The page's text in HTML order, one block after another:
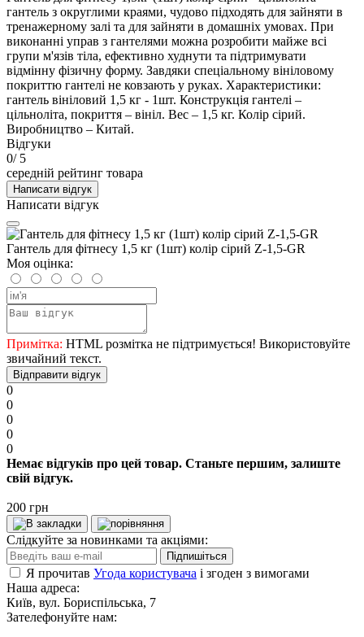
гантель з округлими краями, чудово підходять для зайняти в
тренажерному залі та для зайняти в домашніх умовах. При
виконанні управ з гантелями можна розробити майже всі
групи м'язів тіла, ефективно худнути та підтримувати
відмінну фізичну форму. Завдяки спеціальному вініловому
покриттю гантелі не ковзають у руках. Характеристики:
гантель вініловий 1,5 кг - 1шт. Конструкція гантелі –
цільноліта, покриття – вініл. Вес – 1,5 кг. Колір сірий.
Виробництво – Китай.
Відгуки
0/ 5
середній рейтинг товара
Написати відгук
Написати відгук
Гантель для фітнесу 1,5 кг (1шт) колір сірий Z-1,5-GR
Моя оцінка:
Примітка: HTML розмітка не підтримується! Використовуйте
звичайний текст.
Відправити відгук
0
0
0
0
0
Немає відгуків про цей товар. Станьте першим, залиште
свій відгук.
200 грн
Слідкуйте за новинками та акціями:
Підпишіться
Я прочитав Угода користувача і згоден з вимогами
Наша адреса:
Київ, вул. Бориспільська, 7
Зателефонуйте нам: